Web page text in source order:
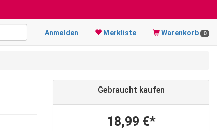
Anmelden Merkliste Warenkorb 0
Gebraucht kaufen
18,99 €*